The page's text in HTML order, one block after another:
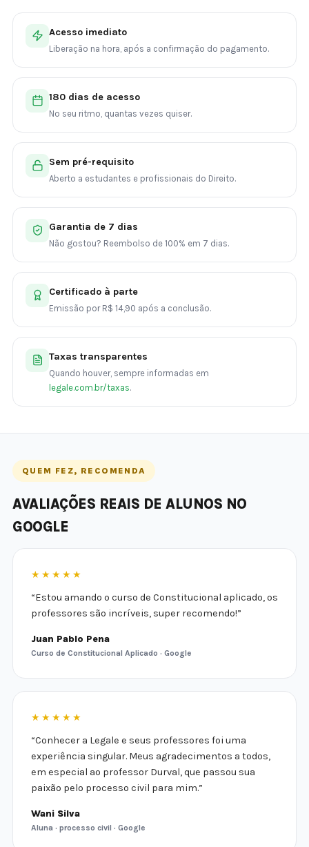
Acesso imediato
Liberação na hora, após a confirmação do pagamento.
180 dias de acesso
No seu ritmo, quantas vezes quiser.
Sem pré-requisito
Aberto a estudantes e profissionais do Direito.
Garantia de 7 dias
Não gostou? Reembolso de 100% em 7 dias.
Certificado à parte
Emissão por R$ 14,90 após a conclusão.
Taxas transparentes
Quando houver, sempre informadas em
legale.com.br/taxas.
QUEM FEZ, RECOMENDA
AVALIAÇÕES REAIS DE ALUNOS NO
GOOGLE
★★★★★
“Estou amando o curso de Constitucional aplicado, os
professores são incríveis, super recomendo!”
Juan Pablo Pena
Curso de Constitucional Aplicado · Google
★★★★★
“Conhecer a Legale e seus professores foi uma
experiência singular. Meus agradecimentos a todos,
em especial ao professor Durval, que passou sua
paixão pelo processo civil para mim.”
Wani Silva
Aluna · processo civil · Google